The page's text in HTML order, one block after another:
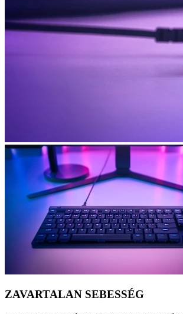
ZAVARTALAN SEBESSÉG